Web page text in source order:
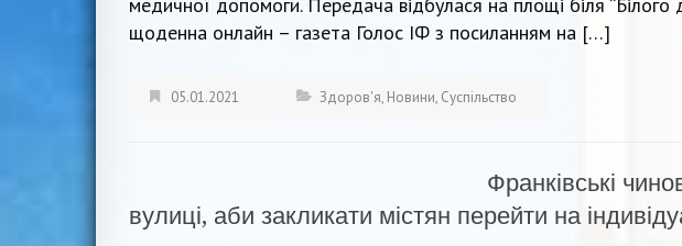
медичної допомоги. Передача відбулася на площі біля
щоденна онлайн – газета Голос ІФ з посиланням на […]
05.01.2021 Здоров'я, Новини, Суспільство
Франківські
вулиці, аби закликати містян перейти на